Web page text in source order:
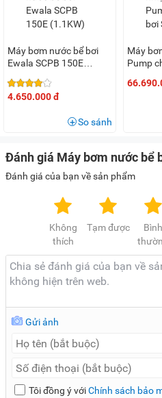
Máy bơm nước bể bơi
Ewala SCPB 150E
4.650.000 đ
So sánh
Máy
Pump
Đánh giá Máy bơm nước bể
Đánh giá của bạn về sản phẩm
Bình
Tạm được
Không
thích
Gửi ảnh
Tôi đồng ý vớiChính sách bảo